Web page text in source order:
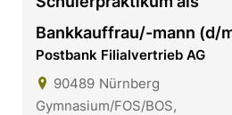
Bankkauffrau/-mann (d/
Postbank Filialvertrieb AG
90489 Nürnberg
Gymnasium/FOS/BOS,